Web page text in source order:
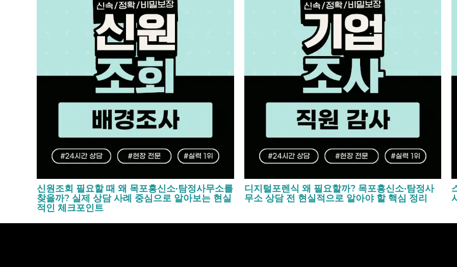
신원조회 필요할 때 왜 목포흥신소·탐정사무소를
찾을까? 실제 상담 사례 중심으로 알아보는 현실
적인 체크포인트
디지털포렌식 왜 필요할까? 목포흥신소·탐정사
무소 상담 전 현실적으로 알아야 할 핵심 정리